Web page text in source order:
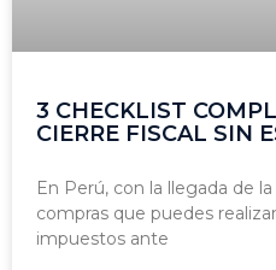
3 CHECKLIST
CIERRE FISCAL SIN
En Perú, con la llegada de
compras que puedes
impuestos ante